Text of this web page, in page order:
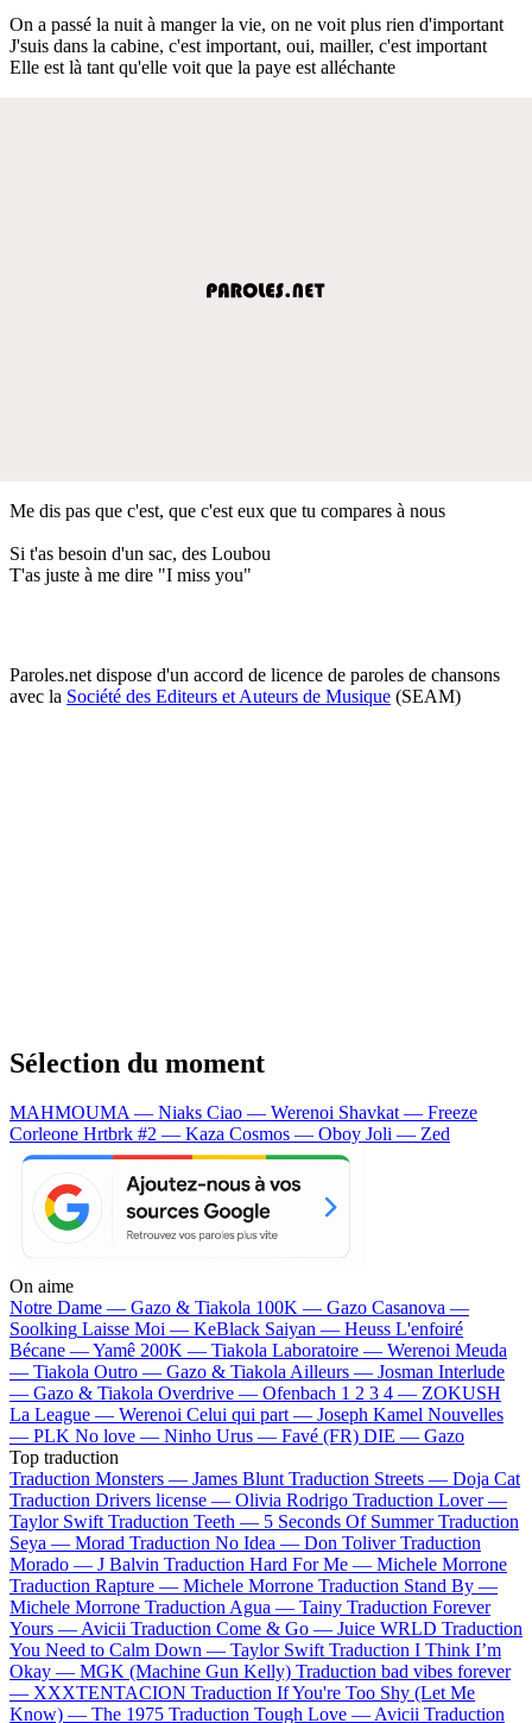
On a passé la nuit à manger la vie, on ne voit plus rien d'important
J'suis dans la cabine, c'est important, oui, mailler, c'est important
Elle est là tant qu'elle voit que la paye est alléchante
Me dis pas que c'est, que c'est eux que tu compares à nous
Si t'as besoin d'un sac, des Loubou
T'as juste à me dire "I miss you"
Paroles.net dispose d'un accord de licence de paroles de chansons
avec la Société des Editeurs et Auteurs de Musique (SEAM)
Sélection du moment
MAHMOUMA — Niaks Ciao — Werenoi Shavkat — Freeze
Corleone Hrtbrk #2 — Kaza Cosmos — Oboy Joli — Zed
On aime
Notre Dame — Gazo & Tiakola 100K — Gazo Casanova —
Soolking Laisse Moi — KeBlack Saiyan — Heuss L'enfoiré
Bécane —Yamê 200K — Tiakola Laboratoire — Werenoi Meuda
— Tiakola Outro — Gazo & TiakolaAilleurs — Josman Interlude
— Gazo & Tiakola Overdrive — Ofenbach 1 2 3 4 — ZOKUSH
La League — Werenoi Celui qui part — Joseph Kamel Nouvelles
— PLK No love — Ninho Urus — Favé (FR) DIE — Gazo
Top traduction
Traduction Monsters — James Blunt Traduction Streets — Doja Cat
Traduction Drivers license — Olivia Rodrigo Traduction Lover —
Taylor Swift Traduction Teeth — 5 Seconds Of Summer Traduction
Seya — Morad Traduction No Idea — Don Toliver Traduction
Morado — J Balvin Traduction Hard For Me — Michele Morrone
Traduction Rapture — Michele Morrone Traduction Stand By —
Michele Morrone Traduction Agua — Tainy Traduction Forever
Yours —Avicii Traduction Come & Go — Juice WRLD Traduction
You Need to Calm Down — Taylor Swift Traduction I Think I’m
Okay — MGK (Machine Gun Kelly) Traduction bad vibes forever
— XXXTENTACION Traduction If You're Too Shy (Let Me
Know) — The 1975 Traduction Tough Love —Avicii Traduction